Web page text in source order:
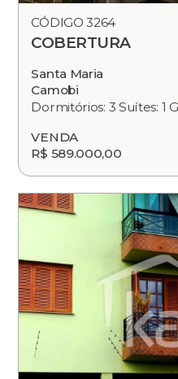
CÓDIGO 3264
COBERTURA
Santa Maria
Camobi
Dormitórios: 3 Suítes: 1
VENDA
R$ 589.000,00